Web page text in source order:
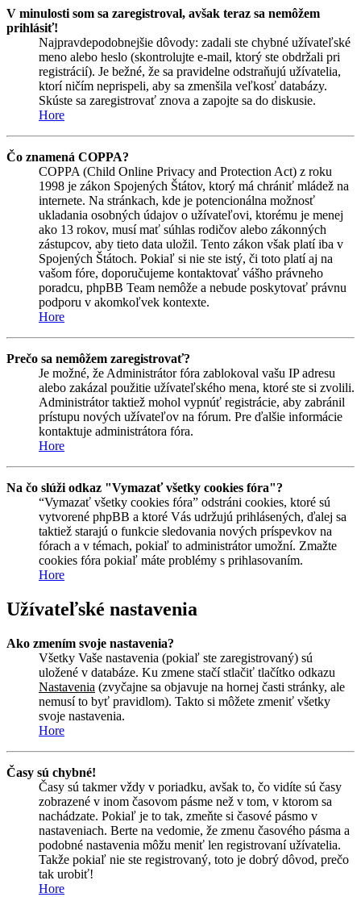
V minulosti som sa zaregistroval, avšak teraz sa nemôžem
prihlásiť!
Najpravdepodobnejšie dôvody: zadali ste chybné užívateľské
meno alebo heslo (skontrolujte e-mail, ktorý ste obdržali pri
registrácií). Je bežné, že sa pravidelne odstraňujú užívatelia,
ktorí ničím neprispeli, aby sa zmenšila veľkosť databázy.
Skúste sa zaregistrovať znova a zapojte sa do diskusie.
Hore
Čo znamená COPPA?
COPPA (Child Online Privacy and Protection Act) z roku
1998 je zákon Spojených Štátov, ktorý má chrániť mládež na
internete. Na stránkach, kde je potencionálna možnosť
ukladania osobných údajov o užívateľovi, ktorému je menej
ako 13 rokov, musí mať súhlas rodičov alebo zákonných
zástupcov, aby tieto data uložil. Tento zákon však platí iba v
Spojených Štátoch. Pokiaľ si nie ste istý, či toto platí aj na
vašom fóre, doporučujeme kontaktovať vášho právneho
poradcu, phpBB Team nemôže a nebude poskytovať právnu
podporu v akomkoľvek kontexte.
Hore
Prečo sa nemôžem zaregistrovať?
Je možné, že Administrátor fóra zablokoval vašu IP adresu
alebo zakázal použitie užívateľského mena, ktoré ste si zvolili.
Administrátor taktiež mohol vypnúť registrácie, aby zabránil
prístupu nových užívateľov na fórum. Pre ďalšie informácie
kontaktuje administrátora fóra.
Hore
Na čo slúži odkaz "Vymazať všetky cookies fóra"?
“Vymazať všetky cookies fóra” odstráni cookies, ktoré sú
vytvorené phpBB a ktoré Vás udržujú prihlásených, ďalej sa
taktiež starajú o funkcie sledovania nových príspevkov na
fórach a v témach, pokiaľ to administrátor umožní. Zmažte
cookies fóra pokiaľ máte problémy s prihlasovaním.
Hore
Užívateľské nastavenia
Ako zmením svoje nastavenia?
Všetky Vaše nastavenia (pokiaľ ste zaregistrovaný) sú
uložené v databáze. Ku zmene stačí stlačiť tlačítko odkazu
Nastavenia (zvyčajne sa objavuje na hornej časti stránky, ale
nemusí to byť pravidlom). Takto si môžete zmeniť všetky
svoje nastavenia.
Hore
Časy sú chybné!
Časy sú takmer vždy v poriadku, avšak to, čo vidíte sú časy
zobrazené v inom časovom pásme než v tom, v ktorom sa
nachádzate. Pokiaľ je to tak, zmeňte si časové pásmo v
nastaveniach. Berte na vedomie, že zmenu časového pásma a
podobné nastavenia môžu meniť len registrovaní užívatelia.
Takže pokiaľ nie ste registrovaný, toto je dobrý dôvod, prečo
tak urobiť!
Hore